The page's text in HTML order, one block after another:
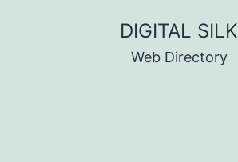
DIGITAL SILK
Web Directory